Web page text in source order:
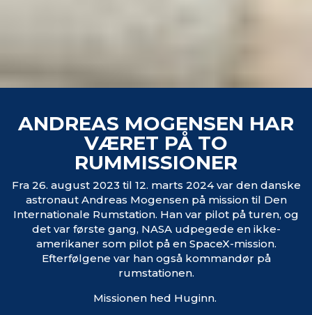
ANDREAS MOGENSEN HAR
VÆRET PÅ TO
RUMMISSIONER
Fra 26. august 2023 til 12. marts 2024 var den danske
astronaut Andreas Mogensen på mission til Den
Internationale Rumstation. Han var pilot på turen, og
det var første gang, NASA udpegede en ikke-
amerikaner som pilot på en SpaceX-mission.
Efterfølgene var han også kommandør på
rumstationen.
Missionen hed Huginn.